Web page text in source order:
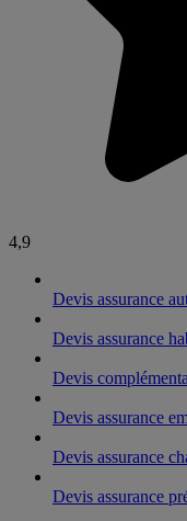
4,9
Devis assurance
Devis assurance
Devis
Devis assurance
Devis assurance
Devis assurance